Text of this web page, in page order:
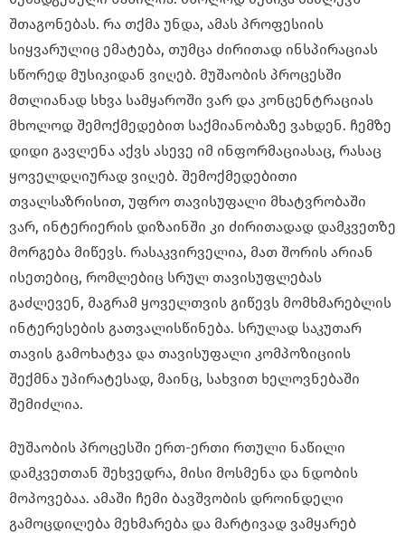
შთაგონებას. რა თქმა უნდა, ამას პროფესიის
სიყვარულიც ემატება, თუმცა ძირითად ინსპირაციას
სწორედ მუსიკიდან ვიღებ. მუშაობის პროცესში
მთლიანად სხვა სამყაროში ვარ და კონცენტრაციას
მხოლოდ შემოქმედებით საქმიანობაზე ვახდენ. ჩემზე
დიდი გავლენა აქვს ასევე იმ ინფორმაციასაც, რასაც
ყოველდღიურად ვიღებ. შემოქმედებითი
თვალსაზრისით, უფრო თავისუფალი მხატვრობაში
ვარ, ინტერიერის დიზაინში კი ძირითადად დამკვეთზე
მორგება მიწევს. რასაკვირველია, მათ შორის არიან
ისეთებიც, რომლებიც სრულ თავისუფლებას
გაძლევენ, მაგრამ ყოველთვის გიწევს მომხმარებლის
ინტერესების გათვალისწინება. სრულად საკუთარ
თავის გამოხატვა და თავისუფალი კომპოზიციის
შექმნა უპირატესად, მაინც, სახვით ხელოვნებაში
შემიძლია.
მუშაობის პროცესში ერთ-ერთი რთული ნაწილი
დამკვეთთან შეხვედრა, მისი მოსმენა და ნდობის
მოპოვებაა. ამაში ჩემი ბავშვობის დროინდელი
გამოცდილება მეხმარება და მარტივად ვამყარებ